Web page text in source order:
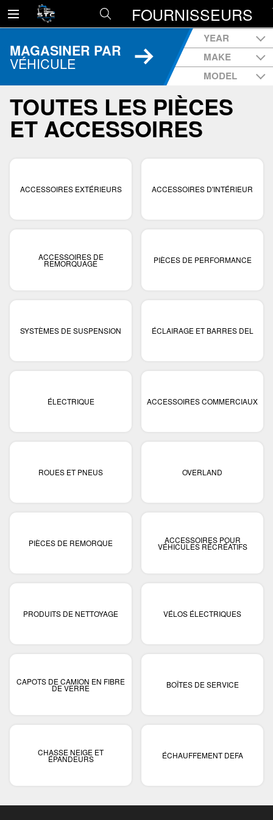
FOURNISSEURS
MAGASINER PAR
VÉHICULE
YEAR
MAKE
MODEL
TOUTES LES PIÈCES
ET ACCESSOIRES
ACCESSOIRES EXTÉRIEURS ACCESSOIRES D'INTÉRIEUR
ACCESSOIRES DE
REMORQUAGE PIÈCES DE PERFORMANCE
SYSTÈMES DE SUSPENSION ÉCLAIRAGE ET BARRES DEL
ÉLECTRIQUE ACCESSOIRES COMMERCIAUX
ROUES ET PNEUS OVERLAND
PIÈCES DE REMORQUE ACCESSOIRES POUR
VÉHICULES RÉCRÉATIFS
PRODUITS DE NETTOYAGE VÉLOS ÉLECTRIQUES
CAPOTS DE CAMION EN FIBRE
DE VERRE BOÎTES DE SERVICE
CHASSE NEIGE ET
ÉPANDEURS ÉCHAUFFEMENT DEFA